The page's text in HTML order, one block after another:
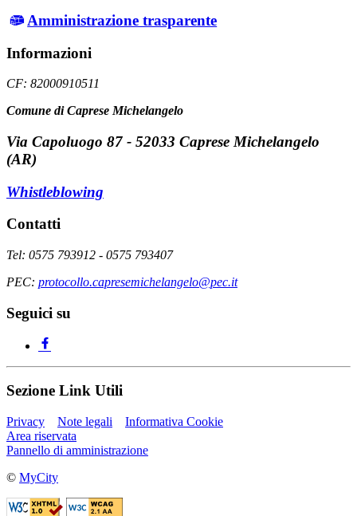
Amministrazione trasparente
Informazioni
CF: 82000910511
Comune di Caprese Michelangelo
Via Capoluogo 87 - 52033 Caprese Michelangelo
(AR)
Whistleblowing
Contatti
Tel: 0575 793912 - 0575 793407
PEC: protocollo.capresemichelangelo@pec.it
Seguici su
Sezione Link Utili
Privacy Note legali
Informativa Cookie
Area riservata
Pannello di amministrazione
© MyCity